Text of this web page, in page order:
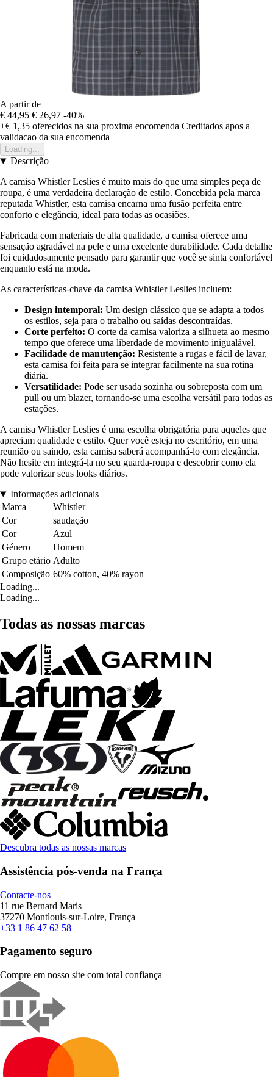
A partir de
€ 44,95 € 26,97 -40%
+€ 1,35 oferecidos na sua proxima encomenda Creditados apos a
validacao da sua encomenda
Loading...
Descrição
A camisa Whistler Leslies é muito mais do que uma simples peça de
roupa, é uma verdadeira declaração de estilo. Concebida pela marca
reputada Whistler, esta camisa encarna uma fusão perfeita entre
conforto e elegância, ideal para todas as ocasiões.
Fabricada com materiais de alta qualidade, a camisa oferece uma
sensação agradável na pele e uma excelente durabilidade. Cada detalhe
foi cuidadosamente pensado para garantir que você se sinta confortável
enquanto está na moda.
As características-chave da camisa Whistler Leslies incluem:
Design intemporal: Um design clássico que se adapta a todos
os estilos, seja para o trabalho ou saídas descontraídas.
Corte perfeito: O corte da camisa valoriza a silhueta ao mesmo
tempo que oferece uma liberdade de movimento inigualável.
Facilidade de manutenção: Resistente a rugas e fácil de lavar,
esta camisa foi feita para se integrar facilmente na sua rotina
diária.
Versatilidade: Pode ser usada sozinha ou sobreposta com um
pull ou um blazer, tornando-se uma escolha versátil para todas as
estações.
A camisa Whistler Leslies é uma escolha obrigatória para aqueles que
apreciam qualidade e estilo. Quer você esteja no escritório, em uma
reunião ou saindo, esta camisa saberá acompanhá-lo com elegância.
Não hesite em integrá-la no seu guarda-roupa e descobrir como ela
pode valorizar seus looks diários.
Informações adicionais
Marca
Whistler
Cor
saudação
Cor
Azul
Género
Homem
Grupo etário Adulto
Composição 60% cotton, 40% rayon
Loading...
Loading...
Todas as nossas marcas
Descubra todas as nossas marcas
Assistência pós-venda na França
Contacte-nos
11 rue Bernard Maris
37270 Montlouis-sur-Loire, França
+33 1 86 47 62 58
Pagamento seguro
Compre em nosso site com total confiança